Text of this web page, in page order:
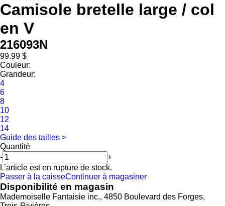
Camisole bretelle large / col
en V
216093N
99.99 $
Couleur:
Grandeur:
4
6
8
10
12
14
Guide des tailles >
Quantité
-
+
L’article est en rupture de stock.
Passer à la caisseContinuer à magasiner
Disponibilité en magasin
Mademoiselle Fantaisie inc., 4850 Boulevard des Forges,